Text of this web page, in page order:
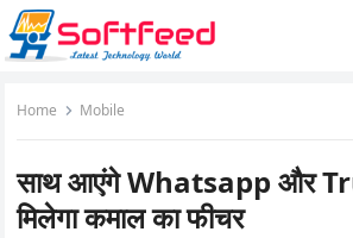
Home Mobile
साथ आएंगे Whatsapp और
मिलेगा कमाल का फीचर